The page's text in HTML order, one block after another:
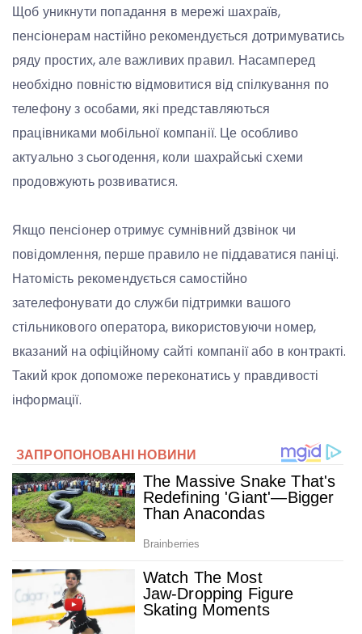
Щоб уникнути попадання в мережі шахраїв,
пенсіонерам настійно рекомендується дотримуватись
ряду простих, але важливих правил. Насамперед
необхідно повністю відмовитися від спілкування по
телефону з особами, які представляються
працівниками мобільної компанії. Це особливо
актуально з сьогодення, коли шахрайські схеми
продовжують розвиватися.
Якщо пенсіонер отримує сумнівний дзвінок чи
повідомлення, перше правило не піддаватися паніці.
Натомість рекомендується самостійно
зателефонувати до служби підтримки вашого
стільникового оператора, використовуючи номер,
вказаний на офіційному сайті компанії або в контракті.
Такий крок допоможе переконатись у правдивості
інформації.